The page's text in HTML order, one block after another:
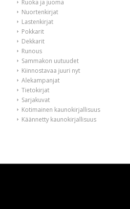
Ruoka ja juoma
Nuortenkirjat
Lastenkirjat
Pokkarit
Dekkarit
Runous
Sammakon uutuudet
Kiinnostavaa juuri nyt
Alekampanjat
Tietokirjat
Sarjakuvat
Kotimainen kaunokirjallisuus
Käännetty kaunokirjallisuus